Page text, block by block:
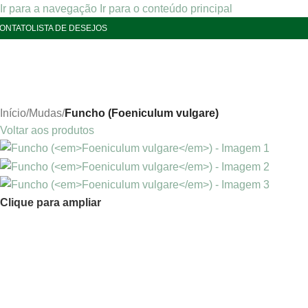
Ir para a navegação Ir para o conteúdo principal
LISTA DE DESEJOS
Início/Mudas/Funcho (Foeniculum vulgare)
Voltar aos produtos
Clique para ampliar